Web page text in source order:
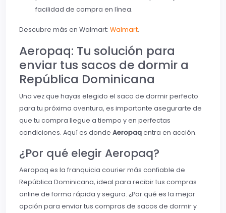
facilidad de compra en línea.
Descubre más en Walmart: Walmart.
Aeropaq: Tu solución para
enviar tus sacos de dormir a
República Dominicana
Una vez que hayas elegido el saco de dormir perfecto
para tu próxima aventura, es importante asegurarte de
que tu compra llegue a tiempo y en perfectas
condiciones. Aquí es donde Aeropaqentra en acción.
¿Por qué elegir Aeropaq?
Aeropaq es la franquicia courier más confiable de
República Dominicana, ideal para recibir tus compras
online de forma rápida y segura. ¿Por qué es la mejor
opción para enviar tus compras de sacos de dormir y